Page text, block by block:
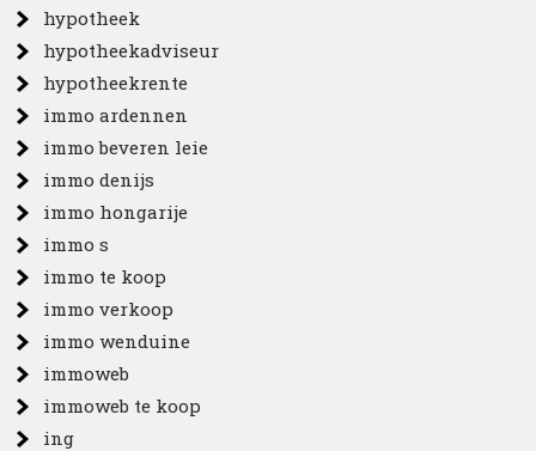
hypotheek
hypotheekadviseur
hypotheekrente
immo ardennen
immo beveren leie
immo denijs
immo hongarije
immo s
immo te koop
immo verkoop
immo wenduine
immoweb
immoweb te koop
ing